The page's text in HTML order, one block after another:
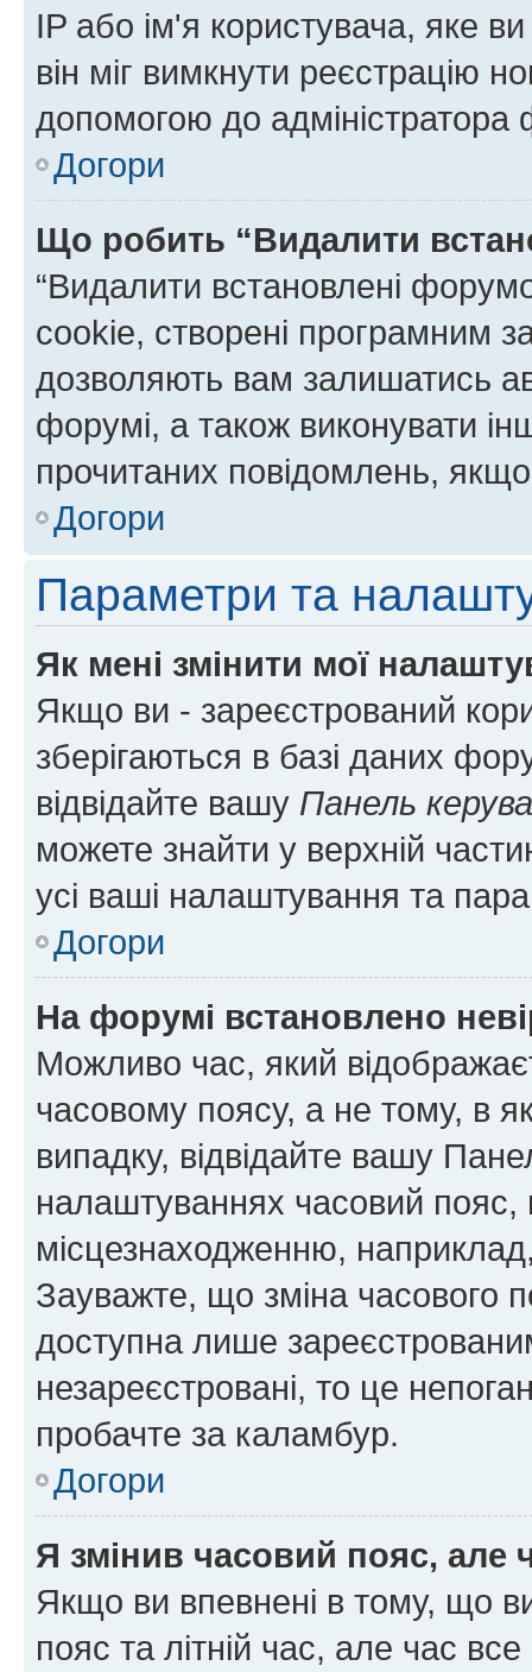
IP або ім'я користувача, яке
він міг вимкнути реєстрацію
допомогою до адміністратора
Догори
Що робить “Видалити
“Видалити встановлені
cookie, створені програмним
дозволяють вам залишатись
форумі, а також виконувати
прочитаних повідомлень,
Догори
Параметри та
Як мені змінити мої
Якщо ви - зареєстрований
зберігаються в базі даних
відвідайте вашу Панель
можете знайти у верхній
усі ваші налаштування та
Догори
На форумі встановлено
Можливо час, який
часовому поясу, а не тому, в
випадку, відвідайте вашу
налаштуваннях часовий пояс,
місцезнаходженню,
Зауважте, що зміна часового
доступна лише
незареєстровані, то це
пробачте за каламбур.
Догори
Я змінив часовий пояс, але
Якщо ви впевнені в тому, що
пояс та літній час, але час